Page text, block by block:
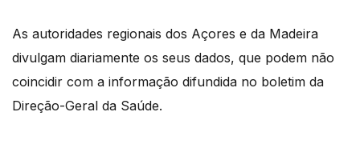
As autoridades regionais dos Açores e da Madeira
divulgam diariamente os seus dados, que podem não
coincidir com a informação difundida no boletim da
Direção-Geral da Saúde.